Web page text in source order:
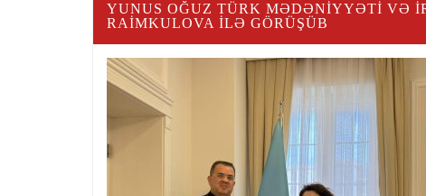
YUNUS OĞUZ TÜRK MƏDƏNIYYƏTI VƏ
RAIMKULOVA ILƏ GÖRÜŞÜB